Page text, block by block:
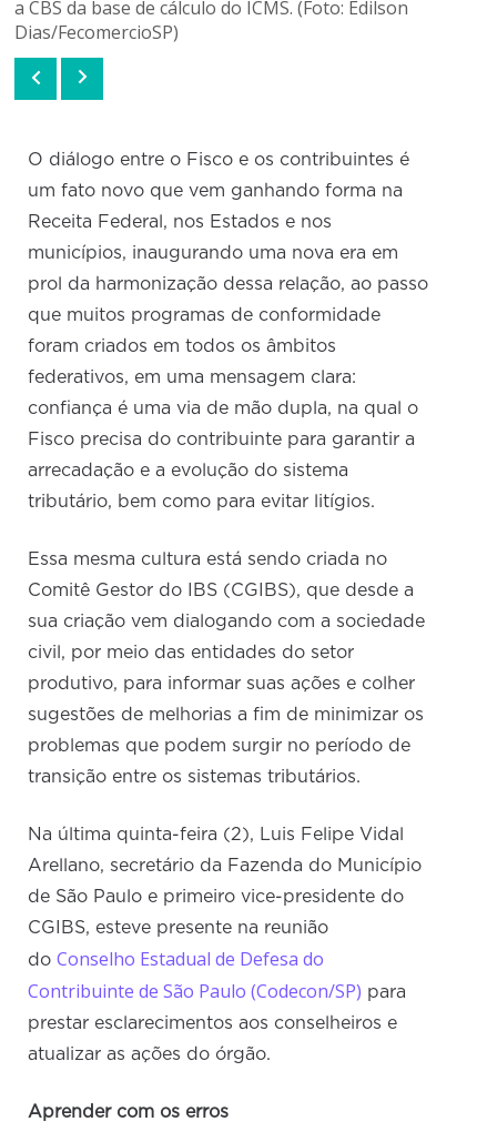
a CBS da base de cálculo do ICMS. (Foto: Edilson
Dias/FecomercioSP)
O diálogo entre o Fisco e os contribuintes é
um fato novo que vem ganhando forma na
Receita Federal, nos Estados e nos
municípios, inaugurando uma nova era em
prol da harmonização dessa relação, ao passo
que muitos programas de conformidade
foram criados em todos os âmbitos
federativos, em uma mensagem clara:
confiança é uma via de mão dupla, na qual o
Fisco precisa do contribuinte para garantir a
arrecadação e a evolução do sistema
tributário, bem como para evitar litígios.
Essa mesma cultura está sendo criada no
Comitê Gestor do IBS (CGIBS), que desde a
sua criação vem dialogando com a sociedade
civil, por meio das entidades do setor
produtivo, para informar suas ações e colher
sugestões de melhorias a fim de minimizar os
problemas que podem surgir no período de
transição entre os sistemas tributários.
Na última quinta-feira (2), Luis Felipe Vidal
Arellano, secretário da Fazenda do Município
de São Paulo e primeiro vice-presidente do
CGIBS, esteve presente na reunião
doConselho Estadual de Defesa do
Contribuinte de São Paulo (Codecon/SP) para
prestar esclarecimentos aos conselheiros e
atualizar as ações do órgão.
Aprender com os erros